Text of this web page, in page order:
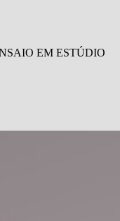
EM ESTÚDIO